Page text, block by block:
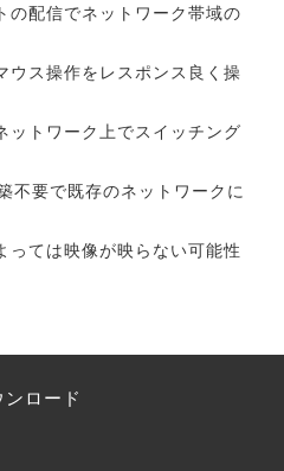
の配信でネットワーク帯域の
ウス操作をレスポンス良く操
ットワーク上でスイッチング
不要で既存のネットワークに
ては映像が映らない可能性
ンロード